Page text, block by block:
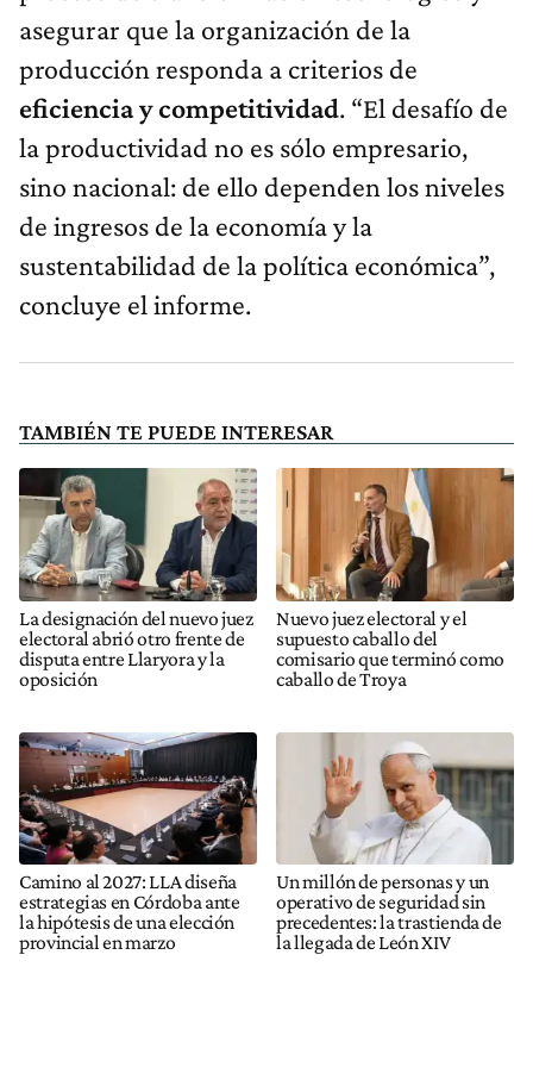
asegurar que la organización de la
producción responda a criterios de
eficiencia y competitividad. “El desafío de
la productividad no es sólo empresario,
sino nacional: de ello dependen los niveles
de ingresos de la economía y la
sustentabilidad de la política económica”,
concluye el informe.
TAMBIÉN TE PUEDE INTERESAR
La designación del nuevo juez
electoral abrió otro frente de
disputa entre Llaryora y la
oposición
Nuevo juez electoral y el
supuesto caballo del
comisario que terminó como
caballo de Troya
Camino al 2027: LLA diseña
estrategias en Córdoba ante
la hipótesis de una elección
provincial en marzo
Un millón de personas y un
operativo de seguridad sin
precedentes: la trastienda de
la llegada de León XIV